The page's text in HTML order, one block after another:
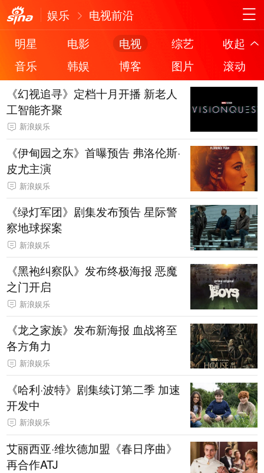
娱乐
电视前沿
明星
电影 电视 综艺
收起
音乐
韩娱 博客 图片
滚动
《幻视追寻》定档十月开播 新老人
工智能齐聚
新浪娱乐
《伊甸园之东》首曝预告 弗洛伦斯·
皮尤主演
新浪娱乐
《绿灯军团》剧集发布预告 星际警
察地球探案
新浪娱乐
《黑袍纠察队》发布终极海报 恶魔
之门开启
新浪娱乐
《龙之家族》发布新海报 血战将至
各方角力
新浪娱乐
《哈利·波特》剧集续订第二季 加速
开发中
新浪娱乐
艾丽西亚·维坎德加盟《春日序曲》
再合作ATJ